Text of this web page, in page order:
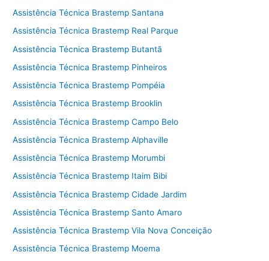
Assistência Técnica Brastemp Santana
Assistência Técnica Brastemp Real Parque
Assistência Técnica Brastemp Butantã
Assistência Técnica Brastemp Pinheiros
Assistência Técnica Brastemp Pompéia
Assistência Técnica Brastemp Brooklin
Assistência Técnica Brastemp Campo Belo
Assistência Técnica Brastemp Alphaville
Assistência Técnica Brastemp Morumbi
Assistência Técnica Brastemp Itaim Bibi
Assistência Técnica Brastemp Cidade Jardim
Assistência Técnica Brastemp Santo Amaro
Assistência Técnica Brastemp Vila Nova Conceição
Assistência Técnica Brastemp Moema